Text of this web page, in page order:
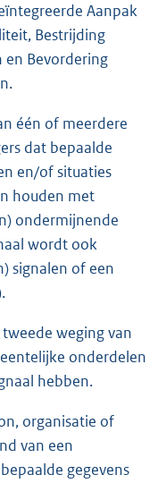
Aanpak
Bestrijding
Bevordering
één of meerdere
dat bepaalde
en/of situaties
houden met
ondermijnende
wordt ook
signalen of een
weging van
onderdelen
hebben.
organisatie of
van een
gegevens